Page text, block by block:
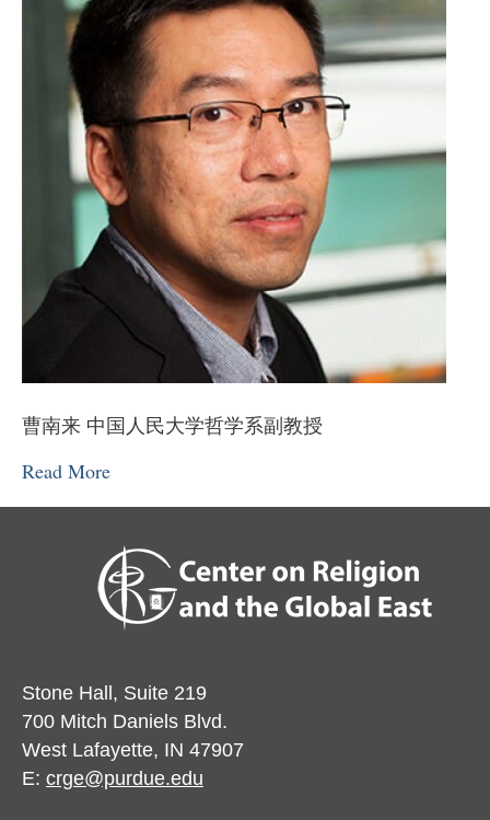
曹南来 中国人民大学哲学系副教授
Read More
Stone Hall, Suite 219
700 Mitch Daniels Blvd.
West Lafayette, IN 47907
E: crge@purdue.edu